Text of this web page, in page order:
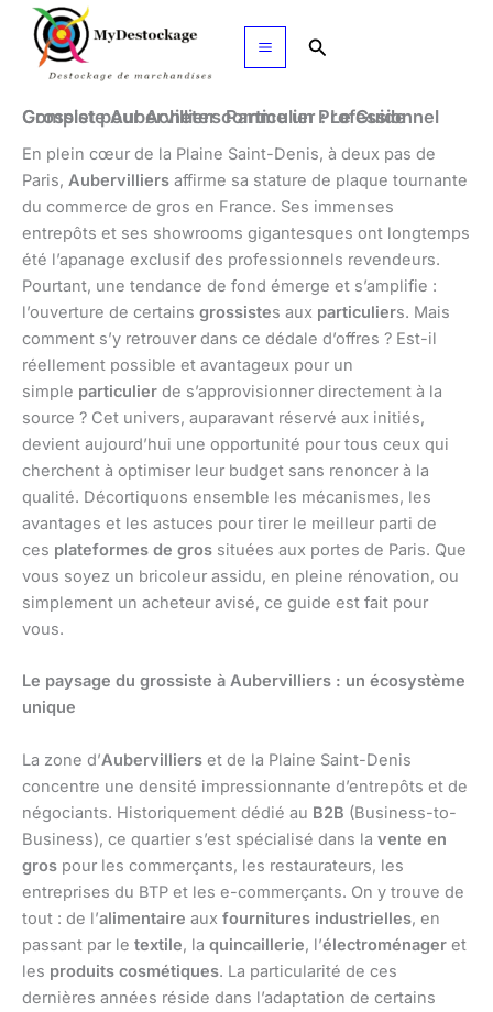
Aller
contenu
Rechercher
Grossiste Aubervilliers Particulier : Le Guide Complet pour Acheter comme un Professionnel
En plein cœur de la Plaine Saint-Denis, à deux pas de
Paris, Aubervilliers affirme sa stature de plaque tournante
du commerce de gros en France. Ses immenses
entrepôts et ses showrooms gigantesques ont longtemps
été l’apanage exclusif des professionnels revendeurs.
Pourtant, une tendance de fond émerge et s’amplifie :
l’ouverture de certains grossistes aux particuliers. Mais
comment s’y retrouver dans ce dédale d’offres ? Est-il
réellement possible et avantageux pour un
simple particulier de s’approvisionner directement à la
source ? Cet univers, auparavant réservé aux initiés,
devient aujourd’hui une opportunité pour tous ceux qui
cherchent à optimiser leur budget sans renoncer à la
qualité. Décortiquons ensemble les mécanismes, les
avantages et les astuces pour tirer le meilleur parti de
ces plateformes de gros situées aux portes de Paris. Que
vous soyez un bricoleur assidu, en pleine rénovation, ou
simplement un acheteur avisé, ce guide est fait pour
vous.
Le paysage du grossiste à Aubervilliers : un écosystème
unique
La zone d’Aubervilliers et de la Plaine Saint-Denis
concentre une densité impressionnante d’entrepôts et de
négociants. Historiquement dédié au B2B (Business-to-
Business), ce quartier s’est spécialisé dans la vente en
gros pour les commerçants, les restaurateurs, les
entreprises du BTP et les e-commerçants. On y trouve de
tout : de l’alimentaire aux fournitures industrielles, en
passant par le textile, la quincaillerie, l’électroménager et
les produits cosmétiques. La particularité de ces
dernières années réside dans l’adaptation de certains